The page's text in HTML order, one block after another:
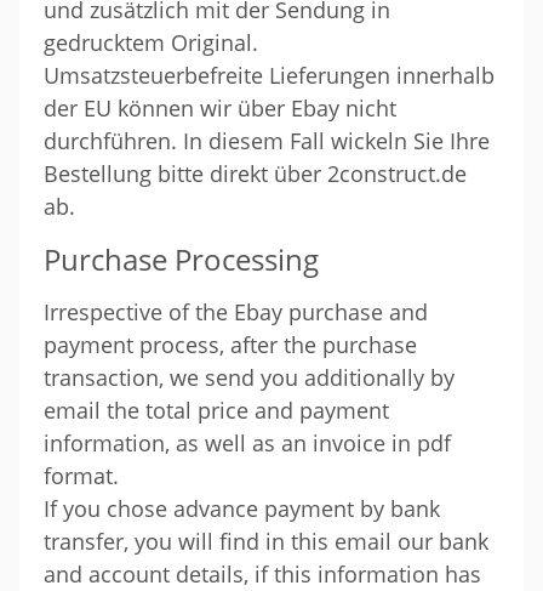
und zusätzlich mit der Sendung in
gedrucktem Original.
Umsatzsteuerbefreite Lieferungen innerhalb
der EU können wir über Ebay nicht
durchführen. In diesem Fall wickeln Sie Ihre
Bestellung bitte direkt über 2construct.de
ab.
Purchase Processing
Irrespective of the Ebay purchase and
payment process, after the purchase
transaction, we send you additionally by
email the total price and payment
information, as well as an invoice in pdf
format.
If you chose advance payment by bank
transfer, you will find in this email our bank
and account details, if this information has